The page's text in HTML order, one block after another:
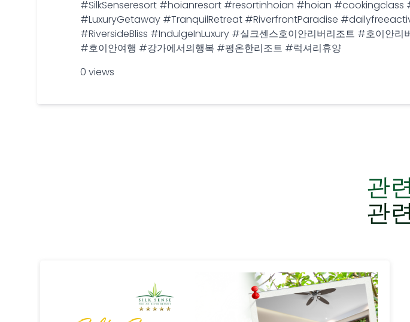
#SilkSenseresort #hoianresort #resortinhoian #hoian
#LuxuryGetaway #TranquilRetreat #RiverfrontParadise
#RiversideBliss #IndulgeInLuxury #실크센스호이안리버리조트 #호이안
#호이안여행 #강가에서의행복 #평온한리조트 #럭셔리휴양
0 views
관
관